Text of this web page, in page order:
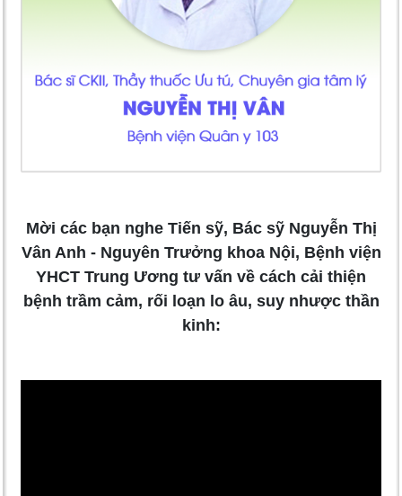
Mời các bạn nghe Tiến sỹ, Bác sỹ Nguyễn Thị
Vân Anh - Nguyên Trưởng khoa Nội, Bệnh viện
YHCT Trung Ương tư vấn về cách cải thiện
bệnh trầm cảm, rối loạn lo âu, suy nhược thần
kinh: